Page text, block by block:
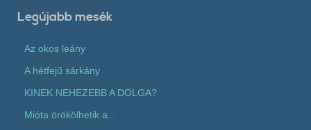
Legújabb mesék
Az okos leány
A hétfejű sárkány
KINEK NEHEZEBB A DOLGA?
Mióta örökölhetik a...